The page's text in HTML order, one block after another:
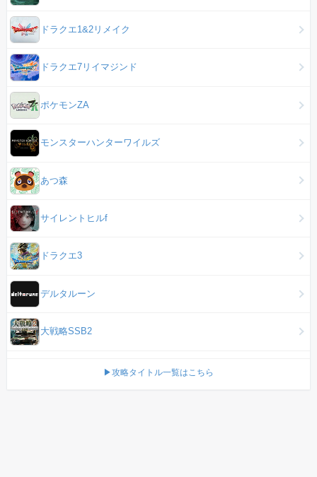
ドラクエ1&2リメイク
ドラクエ7リイマジンド
ポケモンZA
モンスターハンターワイルズ
あつ森
サイレントヒルf
ドラクエ3
デルタルーン
大戦略SSB2
▶攻略タイトル一覧はこちら